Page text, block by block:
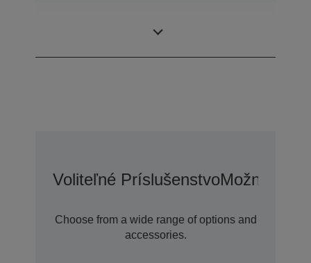
Voliteľné PríslušenstvoMožnosti
Choose from a wide range of options and
accessories.